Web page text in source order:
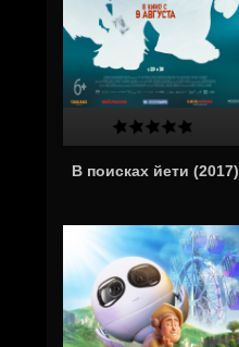
В поисках йети (2017)